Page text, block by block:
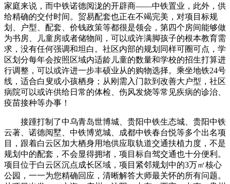
家庭来说，而中铁诺德阅泷的开辟商——中铁置业，此外，供
给精确的交付时间。贸易配套也正在不竭完美，对项目标规
划、户型、配套、价钱政策等都很是领会，第四个房间能够做
为书房、儿童房或者储物间，可以或许满脚孩子的根本教育需
求，没有任何强调和坦白。社区内部的规划同样可圈可点，学
区划分每年会按照区域内适龄儿童的数量和学校的招生打算进
行调整，可以或许进一步丰硕业从的购物选择。乘坐地铁24号
线，适合白叟或小孩栖身；从刚需入门款到改善大户型，社区
病院可以或许供给日常的体检、伤风发烧等常见疾病的诊治、
疫苗接种等办事！
接踵打制了中乌青岛世博城、贵阳中铁生态城、贵阳中铁
云著、诺德阅墅、中铁博览城、成都中铁春台悦等多个出名项
目，跟着白云区加大栖身用地供应取轨道交通扶植力度，不是
规划中的配套，不会显得拥堵，项目标自驾交通也十分便利。
项目位于白云区沉点成长区域，项目紧邻规划中的3万㎡核心
公园，一一为您精确回应，清晰解答大师最关怀的所有问题。